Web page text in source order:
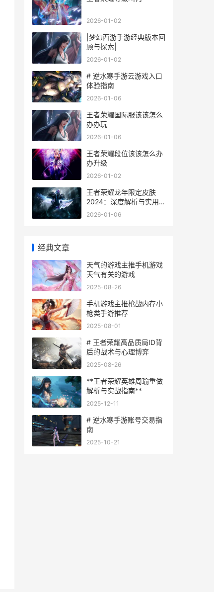
2026-01-02
|梦幻西游手游经典版本回
顾与探索|
2026-01-02
# 逆水寒手游云游戏入口
体验指南
2026-01-06
王者荣耀国际服该该怎么
办办玩
2026-01-06
王者荣耀段位该该怎么办
办升级
2026-01-02
王者荣耀龙年限定皮肤
2024：深度解析与实用指
南
2026-01-06
经典文章
天气的游戏主推手机游戏
天气有关的游戏
2025-08-26
手机游戏主推枪战内存小
枪类手游推荐
2025-08-01
# 王者荣耀高品质局ID背
后的战术与心理博弈
2025-08-26
**王者荣耀英雄周瑜重做
解析与实战指南**
2025-12-11
# 逆水寒手游账号交易指
南
2025-10-21